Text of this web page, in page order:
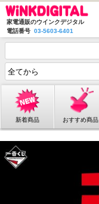
家電通販のウインクデジタル
電話番号 03-5603-6401
新着商品 おすすめ商品